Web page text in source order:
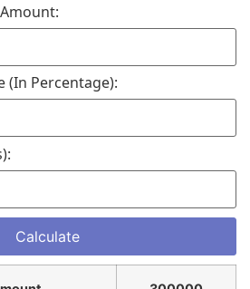
(in Percentage):